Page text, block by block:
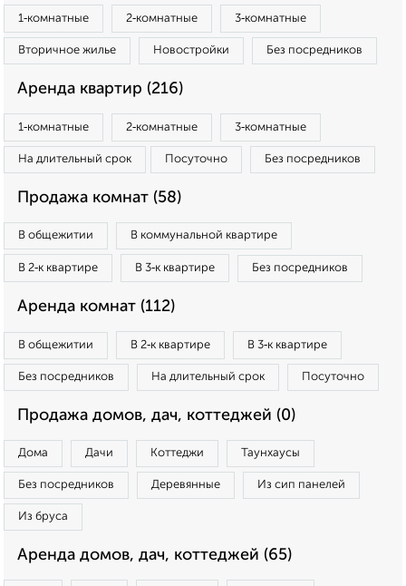
1‑комнатные 2‑комнатные 3‑комнатные
Вторичное жилье Новостройки Без посредников
Аренда квартир (216)
1‑комнатные 2‑комнатные 3‑комнатные
На длительный срок Посуточно Без посредников
Продажа комнат (58)
В общежитии В коммунальной квартире
В 2‑к квартире В 3‑к квартире Без посредников
Аренда комнат (112)
В общежитии В 2‑к квартире В 3‑к квартире
Без посредников На длительный срок Посуточно
Продажа домов, дач, коттеджей (0)
Дома Дачи Коттеджи Таунхаусы
Без посредников Деревянные Из сип панелей
Из бруса
Аренда домов, дач, коттеджей (65)